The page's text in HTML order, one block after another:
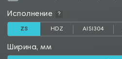
Исполнение ?
ZS HDZ AISI304
Ширина, мм